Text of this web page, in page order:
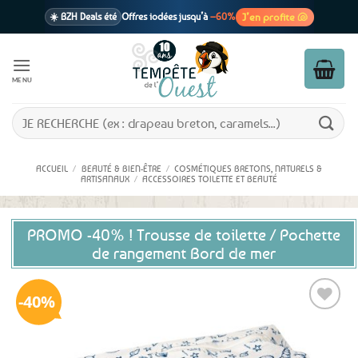
☀️ BZH Deals été Offres iodées jusqu’à –60% J’en profite 🐚
1 cadeau offertdès 39€ d’achats
En point relais dès 3,95€ seulement
MENU
Recherche
pour :
ACCUEIL / BEAUTÉ & BIEN-ÊTRE / COSMÉTIQUES BRETONS, NATURELS &
ARTISANAUX / ACCESSOIRES TOILETTE ET BEAUTÉ
PROMO -40% ! Trousse de toilette / Pochette
de rangement Bord de mer
40%